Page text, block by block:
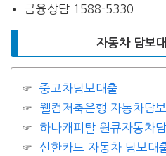
금융상담 1588-5330
자동차 담보
중고차담보대출
웰컴저축은행 자동차담
하나캐피탈 원큐자동차
신한카드 자동차 담보대